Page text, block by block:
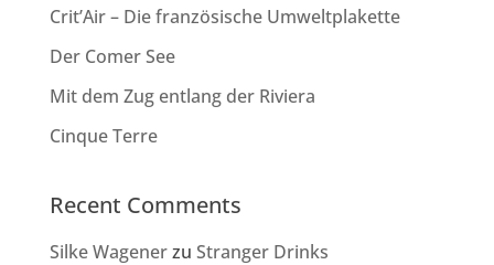
Crit’Air – Die französische Umweltplakette
Der Comer See
Mit dem Zug entlang der Riviera
Cinque Terre
Recent Comments
Silke Wagenerzu Stranger Drinks